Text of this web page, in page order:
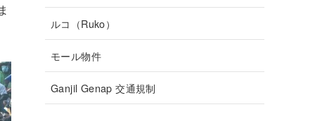
ルコ（Ruko）
モール物件
Ganjil Genap 交通規制